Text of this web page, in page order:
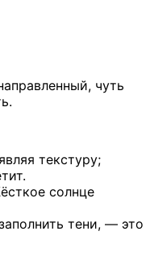
чуть
текстуру;
солнце
тени, — это